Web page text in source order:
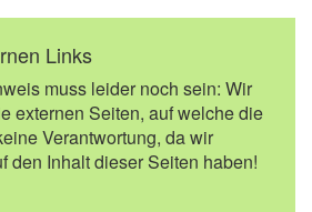
Links
muss leider noch sein: Wir
externen Seiten, auf welche die
Verantwortung, da wir
den Inhalt dieser Seiten haben!